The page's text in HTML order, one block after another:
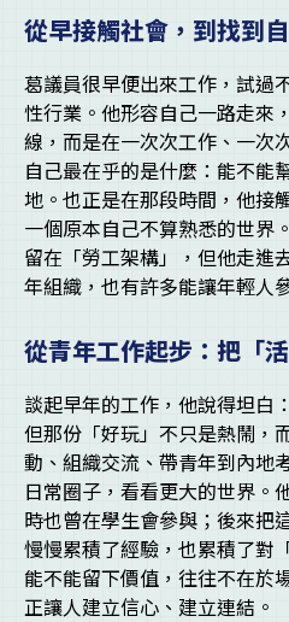
從早接觸社會，到找到
葛議員很早便出來工作，試過
性行業。他形容自己一路走來
線，而是在一次次工作、一次
自己最在乎的是什麼：能不能
地。也正是在那段時間，他接
一個原本自己不算熟悉的世界
留在「勞工架構」，但他走進
年組織，也有許多能讓年輕人
從青年工作起步：把「
談起早年的工作，他說得坦白
但那份「好玩」不只是熱鬧，
動、組織交流、帶青年到內地
日常圈子，看看更大的世界。
時也曾在學生會參與；後來把
慢慢累積了經驗，也累積了對
能不能留下價值，往往不在於
正讓人建立信心、建立連結。